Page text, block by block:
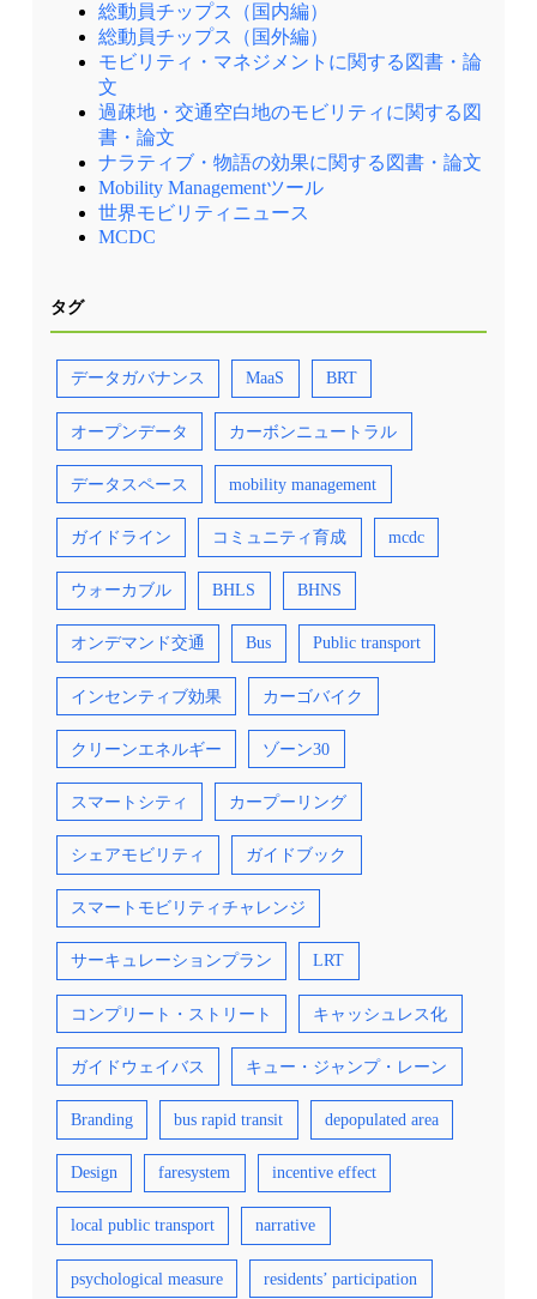
総動員チップス（国内編）
総動員チップス（国外編）
モビリティ・マネジメントに関する図書・論
文
過疎地・交通空白地のモビリティに関する図
書・論文
ナラティブ・物語の効果に関する図書・論文
Mobility Managementツール
世界モビリティニュース
MCDC
タグ
データガバナンス MaaS BRT
オープンデータ カーボンニュートラル
データスペース mobility management
ガイドライン コミュニティ育成 mcdc
ウォーカブル BHLS BHNS
オンデマンド交通 Bus Public transport
インセンティブ効果 カーゴバイク
クリーンエネルギー ゾーン30
スマートシティ カープーリング
シェアモビリティ ガイドブック
スマートモビリティチャレンジ
サーキュレーションプラン LRT
コンプリート・ストリート キャッシュレス化
ガイドウェイバス キュー・ジャンプ・レーン
Branding bus rapid transit depopulated area
Design faresystem incentive effect
local public transport narrative
psychological measure residents’ participation